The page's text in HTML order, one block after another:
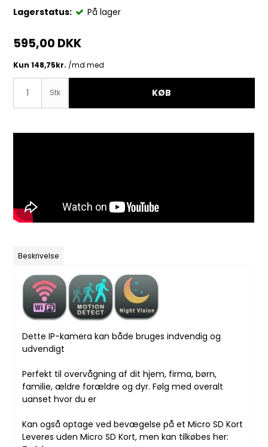
Lagerstatus: På lager
595,00 DKK
Stk KØB
Beskrivelse
Dette IP-kamera kan både bruges indvendig og
udvendigt
Perfekt til overvågning af dit hjem, firma, børn,
familie, ældre forældre og dyr. Følg med overalt
uanset hvor du er
Kan også optage ved bevægelse på et Micro SD Kort
Leveres uden Micro SD Kort, men kan tilkøbes her: